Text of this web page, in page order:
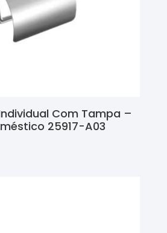
Com Tampa –
25917-A03